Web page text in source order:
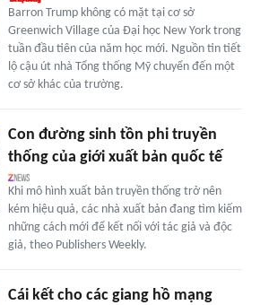
Barron Trump không có mặt tại cơ sở
Greenwich Village của Đại học New York trong
tuần đầu tiên của năm học mới. Nguồn tin tiết
lộ cậu út nhà Tổng thống Mỹ chuyển đến một
cơ sở khác của trường.
Con đường sinh tồn phi truyền
thống của giới xuất bản quốc tế
Khi mô hình xuất bản truyền thống trở nên
kém hiệu quả, các nhà xuất bản đang tìm kiếm
những cách mới để kết nối với tác giả và độc
giả, theo Publishers Weekly.
Cái kết cho các giang hồ mạng